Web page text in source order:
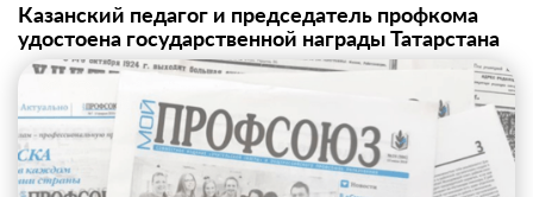
Казанский педагог и председатель профкома
удостоена государственной награды Татарстана